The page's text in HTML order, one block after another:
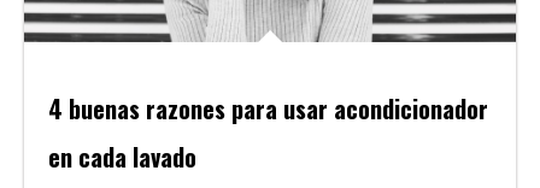
4 buenas razones para usar acondicionador
en cada lavado